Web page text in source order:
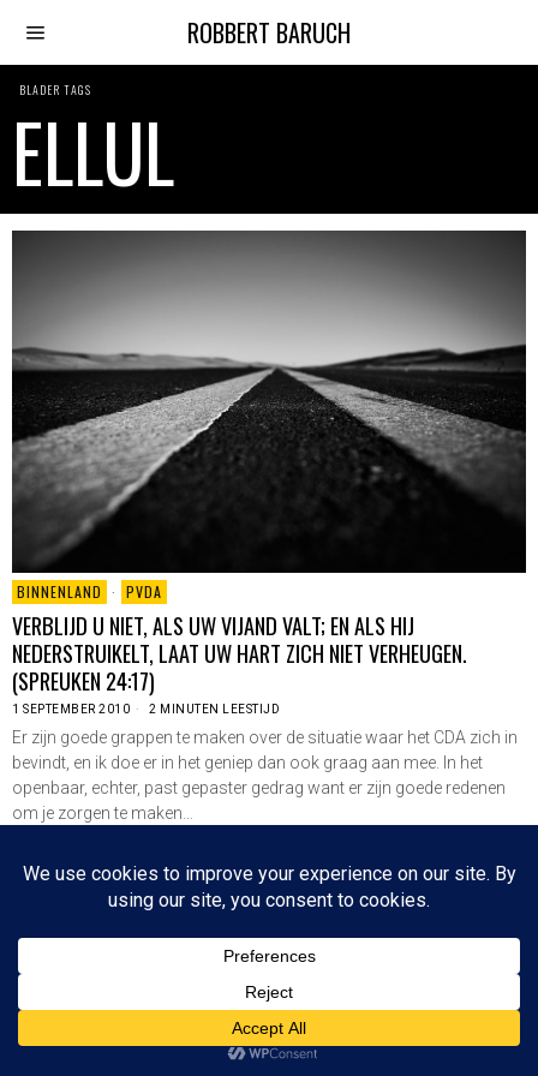
ROBBERT BARUCH
BLADER TAGS
ELLUL
BINNENLAND · PVDA
VERBLIJD U NIET, ALS UW VIJAND VALT; EN ALS HIJ
NEDERSTRUIKELT, LAAT UW HART ZICH NIET VERHEUGEN.
(SPREUKEN 24:17)
1 SEPTEMBER 2010 2 MINUTEN LEESTIJD
Er zijn goede grappen te maken over de situatie waar het CDA zich in
bevindt, en ik doe er in het geniep dan ook graag aan mee. In het
openbaar, echter, past gepaster gedrag want er zijn goede redenen
om je zorgen te maken…
Since 2003 © All Rights Reserved | Foto's Robbert Baruch tenzij anders vermeld
CONTACT
BOVEN